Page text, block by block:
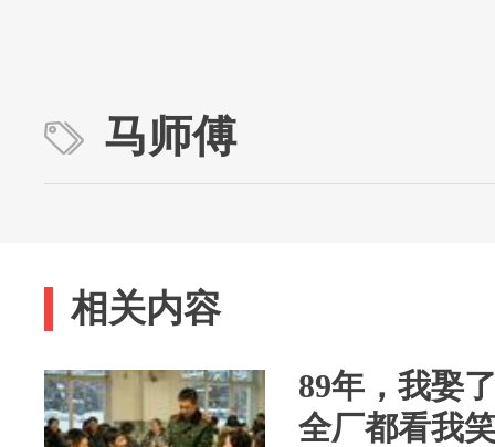
马师傅
相关内容
89年，我娶
全厂都看我